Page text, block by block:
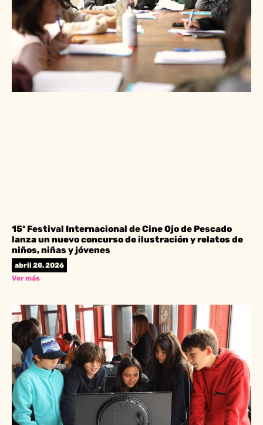
15º Festival Internacional de Cine Ojo de Pescado
lanza un nuevo concurso de ilustración y relatos de
niños, niñas y jóvenes
abril 28, 2026
Ver más